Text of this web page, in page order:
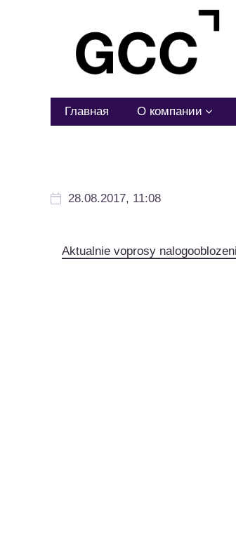
Главная О компании
28.08.2017, 11:08
Aktualnie voprosy